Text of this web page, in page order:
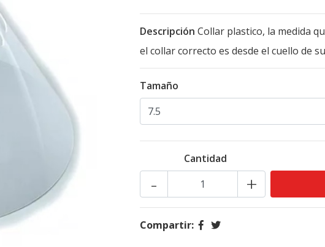
Descripción Collar plastico, la medida
el collar correcto es desde el cuello de
Tamaño
Cantidad
+
-
Compartir: